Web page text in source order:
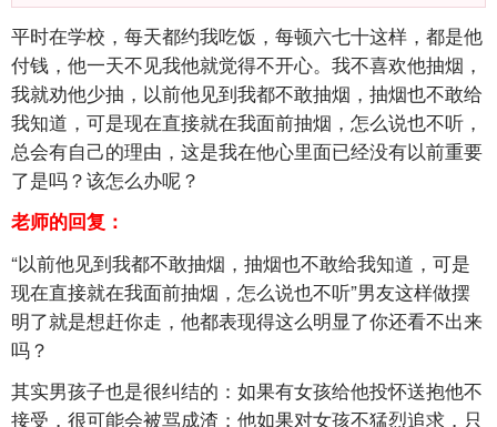
平时在学校，每天都约我吃饭，每顿六七十这样，都是他
付钱，他一天不见我他就觉得不开心。我不喜欢他抽烟，
我就劝他少抽，以前他见到我都不敢抽烟，抽烟也不敢给
我知道，可是现在直接就在我面前抽烟，怎么说也不听，
总会有自己的理由，这是我在他心里面已经没有以前重要
了是吗？该怎么办呢？
老师的回复：
“以前他见到我都不敢抽烟，抽烟也不敢给我知道，可是
现在直接就在我面前抽烟，怎么说也不听”男友这样做摆
明了就是想赶你走，他都表现得这么明显了你还看不出来
吗？
其实男孩子也是很纠结的：如果有女孩给他投怀送抱他不
接受，很可能会被骂成渣；他如果对女孩不猛烈追求，只